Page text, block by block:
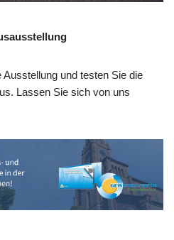
und testen Sie die
Lassen Sie sich von uns